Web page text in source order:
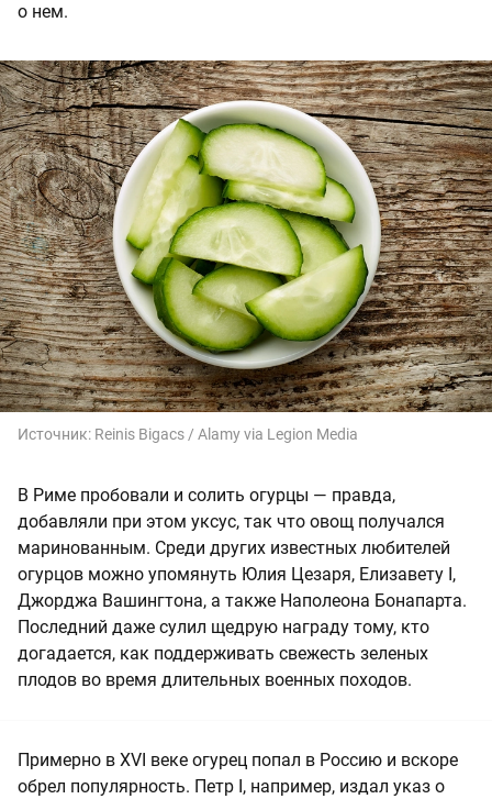
о нем.
Источник: Reinis Bigacs / Alamy via Legion Media
В Риме пробовали и солить огурцы — правда,
добавляли при этом уксус, так что овощ получался
маринованным. Среди других известных любителей
огурцов можно упомянуть Юлия Цезаря, Елизавету I,
Джорджа Вашингтона, а также Наполеона Бонапарта.
Последний даже сулил щедрую награду тому, кто
догадается, как поддерживать свежесть зеленых
плодов во время длительных военных походов.
Примерно в XVI веке огурец попал в Россию и вскоре
обрел популярность. Петр I, например, издал указ о